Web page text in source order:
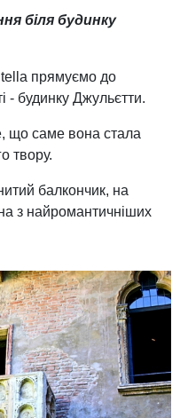
біля будинку
прямуємо до
- будинку Джульєтти.
що саме вона стала
твору.
балкончик, на
з найромантичніших